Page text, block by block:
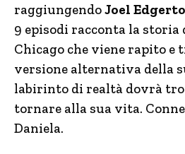
raggiungendoJoel
9 episodi racconta la storia
Chicago che viene rapito
versione alternativa della
labirinto di realtà dovrà
tornare alla sua vita.
Daniela.